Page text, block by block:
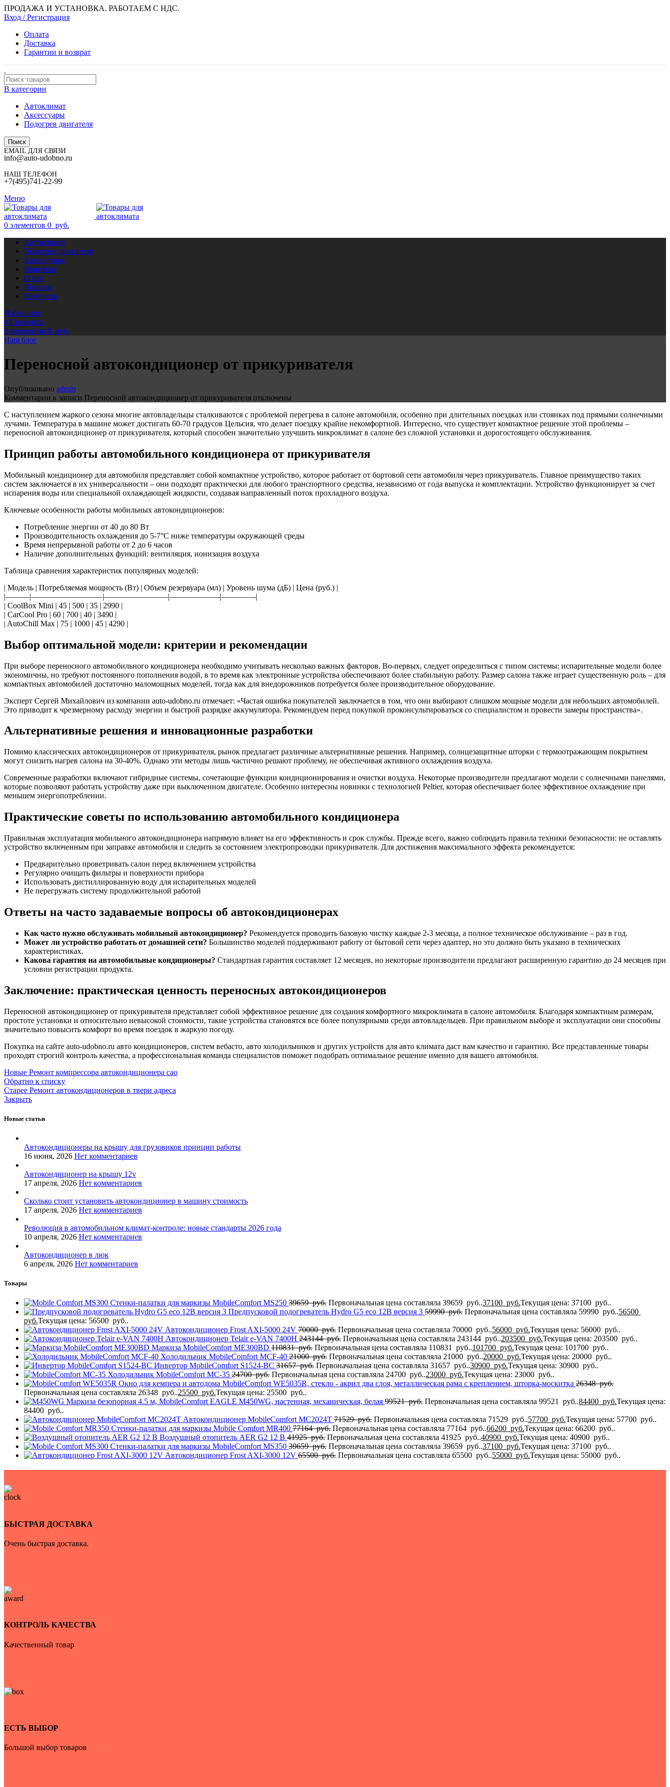
ПРОДАЖА И УСТАНОВКА. РАБОТАЕМ С НДС.
Вход / Регистрация
Оплата
Доставка
Гарантии и возврат
В категории
Автоклимат
Аксессуары
Подогрев двигателя
Поиск
EMAIL ДЛЯ СВЯЗИ
info@auto-udobno.ru
НАШ ТЕЛЕФОН
+7(495)741-22-99
Меню
0 элементов 0 руб.
Автоклимат
Подогрев двигателя
Аксессуары
Наш блог
О нас
Помощь
Контакты
Избранное
0 Сравнить
0 элементов 0 руб.
Наш блог
Переносной автокондиционер от прикуривателя
Опубликовано admin
Комментарии к записи Переносной автокондиционер от прикуривателя отключены
С наступлением жаркого сезона многие автовладельцы сталкиваются с проблемой перегрева в салоне автомобиля, особенно при длительных поездках или стоянках под прямыми солнечными
лучами. Температура в машине может достигать 60-70 градусов Цельсия, что делает поездку крайне некомфортной. Интересно, что существует компактное решение этой проблемы –
переносной автокондиционер от прикуривателя, который способен значительно улучшить микроклимат в салоне без сложной установки и дорогостоящего обслуживания.
Принцип работы автомобильного кондиционера от прикуривателя
Мобильный кондиционер для автомобиля представляет собой компактное устройство, которое работает от бортовой сети автомобиля через прикуриватель. Главное преимущество таких
систем заключается в их универсальности – они подходят практически для любого транспортного средства, независимо от года выпуска и комплектации. Устройство функционирует за счет
испарения воды или специальной охлаждающей жидкости, создавая направленный поток прохладного воздуха.
Ключевые особенности работы мобильных автокондиционеров:
Потребление энергии от 40 до 80 Вт
Производительность охлаждения до 5-7°C ниже температуры окружающей среды
Время непрерывной работы от 2 до 6 часов
Наличие дополнительных функций: вентиляция, ионизация воздуха
Таблица сравнения характеристик популярных моделей:
| Модель | Потребляемая мощность (Вт) | Объем резервуара (мл) | Уровень шума (дБ) | Цена (руб.) |
|———|—————————|————————|——————-|————-|
| CoolBox Mini | 45 | 500 | 35 | 2990 |
| CarCool Pro | 60 | 700 | 40 | 3490 |
| AutoChill Max | 75 | 1000 | 45 | 4290 |
Выбор оптимальной модели: критерии и рекомендации
При выборе переносного автомобильного кондиционера необходимо учитывать несколько важных факторов. Во-первых, следует определиться с типом системы: испарительные модели более
экономичны, но требуют постоянного пополнения водой, в то время как электронные устройства обеспечивают более стабильную работу. Размер салона также играет существенную роль – для
компактных автомобилей достаточно маломощных моделей, тогда как для внедорожников потребуется более производительное оборудование.
Эксперт Сергей Михайлович из компании auto-udobno.ru отмечает: «Частая ошибка покупателей заключается в том, что они выбирают слишком мощные модели для небольших автомобилей.
Это приводит к чрезмерному расходу энергии и быстрой разрядке аккумулятора. Рекомендуем перед покупкой проконсультироваться со специалистом и провести замеры пространства».
Альтернативные решения и инновационные разработки
Помимо классических автокондиционеров от прикуривателя, рынок предлагает различные альтернативные решения. Например, солнцезащитные шторки с термоотражающим покрытием
могут снизить нагрев салона на 30-40%. Однако эти методы лишь частично решают проблему, не обеспечивая активного охлаждения воздуха.
Современные разработки включают гибридные системы, сочетающие функции кондиционирования и очистки воздуха. Некоторые производители предлагают модели с солнечными панелями,
которые позволяют работать устройству даже при выключенном двигателе. Особенно интересны новинки с технологией Peltier, которая обеспечивает более эффективное охлаждение при
меньшем энергопотреблении.
Практические советы по использованию автомобильного кондиционера
Правильная эксплуатация мобильного автокондиционера напрямую влияет на его эффективность и срок службы. Прежде всего, важно соблюдать правила техники безопасности: не оставлять
устройство включенным при заправке автомобиля и следить за состоянием электропроводки прикуривателя. Для достижения максимального эффекта рекомендуется:
Предварительно проветривать салон перед включением устройства
Регулярно очищать фильтры и поверхности прибора
Использовать дистиллированную воду для испарительных моделей
Не перегружать систему продолжительной работой
Ответы на часто задаваемые вопросы об автокондиционерах
Как часто нужно обслуживать мобильный автокондиционер? Рекомендуется проводить базовую чистку каждые 2-3 месяца, а полное техническое обслуживание – раз в год.
Может ли устройство работать от домашней сети? Большинство моделей поддерживают работу от бытовой сети через адаптер, но это должно быть указано в технических
характеристиках.
Какова гарантия на автомобильные кондиционеры? Стандартная гарантия составляет 12 месяцев, но некоторые производители предлагают расширенную гарантию до 24 месяцев при
условии регистрации продукта.
Заключение: практическая ценность переносных автокондиционеров
Переносной автокондиционер от прикуривателя представляет собой эффективное решение для создания комфортного микроклимата в салоне автомобиля. Благодаря компактным размерам,
простоте установки и относительно невысокой стоимости, такие устройства становятся все более популярными среди автовладельцев. При правильном выборе и эксплуатации они способны
значительно повысить комфорт во время поездок в жаркую погоду.
Покупка на сайте auto-udobno.ru авто кондиционеров, систем вебасто, авто холодильников и других устройств для авто климата даст вам качество и гарантию. Все представленные товары
проходят строгий контроль качества, а профессиональная команда специалистов поможет подобрать оптимальное решение именно для вашего автомобиля.
Новые Ремонт компрессора автокондиционера сао
Обратно к списку
Старее Ремонт автокондиционеров в твери адреса
Закрыть
Новые статьи
Автокондиционеры на крышу для грузовиков принцип работы
16 июня, 2026 Нет комментариев
Автокондиционер на крышу 12v
17 апреля, 2026 Нет комментариев
Сколько стоит установить автокондиционер в машину стоимость
17 апреля, 2026 Нет комментариев
Революция в автомобильном климат-контроле: новые стандарты 2026 года
10 апреля, 2026 Нет комментариев
Автокондиционер в люк
6 апреля, 2026 Нет комментариев
Товары
Стенки-палатки для маркизы MobileComfort MS250 39659руб. Первоначальная цена составляла 39659 руб..37100 руб.Текущая цена: 37100 руб..
Предпусковой подогреватель Hydro G5 eco 12В версия 3 59990руб. Первоначальная цена составляла 59990 руб..56500
руб.Текущая цена: 56500 руб..
Автокондиционер Frost AXI-5000 24V 70000руб. Первоначальная цена составляла 70000 руб..56000 руб.Текущая цена: 56000 руб..
Автокондиционер Telair e-VAN 7400H 243144руб. Первоначальная цена составляла 243144 руб..203500 руб.Текущая цена: 203500 руб..
Маркиза MobileComfort MЕ300BD 110831руб. Первоначальная цена составляла 110831 руб..101700 руб.Текущая цена: 101700 руб..
Холодильник MobileComfort MCF-40 21000руб. Первоначальная цена составляла 21000 руб..20000 руб.Текущая цена: 20000 руб..
Инвертор MobileComfort S1524-BC 31657руб. Первоначальная цена составляла 31657 руб..30900 руб.Текущая цена: 30900 руб..
Холодильник MobileComfort MC-35 24700руб. Первоначальная цена составляла 24700 руб..23000 руб.Текущая цена: 23000 руб..
Окно для кемпера и автодома MobileComfort WE5035R, стекло - акрил два слоя, металлическая рама с креплением, шторка-москитка 26348руб.
Первоначальная цена составляла 26348 руб..25500 руб.Текущая цена: 25500 руб..
Маркиза безопорная 4.5 м, MobileComfort EAGLE M450WG, настенная, механическая, белая 99521руб. Первоначальная цена составляла 99521 руб..84400 руб.Текущая цена:
84400 руб..
Автокондиционер MobileComfort MC2024T 71529руб. Первоначальная цена составляла 71529 руб..57700 руб.Текущая цена: 57700 руб..
Стенки-палатки для маркизы Mobile Comfort MR400 77164руб. Первоначальная цена составляла 77164 руб..66200 руб.Текущая цена: 66200 руб..
Воздушный отопитель AER G2 12 В 41925руб. Первоначальная цена составляла 41925 руб..40900 руб.Текущая цена: 40900 руб..
Стенки-палатки для маркизы MobileComfort MS350 39659руб. Первоначальная цена составляла 39659 руб..37100 руб.Текущая цена: 37100 руб..
Автокондиционер Frost AXI-3000 12V 65500руб. Первоначальная цена составляла 65500 руб..55000 руб.Текущая цена: 55000 руб..
БЫСТРАЯ ДОСТАВКА
Очень быстрая доставка.
КОНТРОЛЬ КАЧЕСТВА
Качественный товар
ЕСТЬ ВЫБОР
Большой выбор товаров